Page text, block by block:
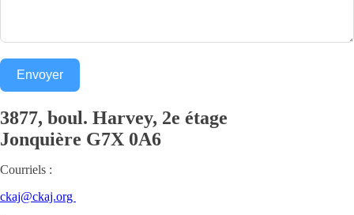
Envoyer
3877, boul. Harvey, 2e étage
Jonquière G7X 0A6
Courriels :
ckaj@ckaj.org